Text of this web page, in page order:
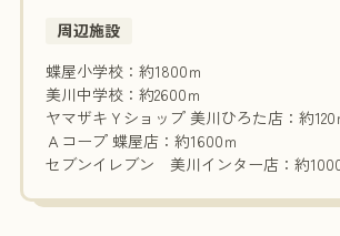
周辺施設
蝶屋小学校：約1800ｍ
美川中学校：約2600ｍ
ヤマザキＹショップ 美川ひろた店：約120
Ａコープ 蝶屋店：約1600ｍ
セブンイレブン 美川インター店：約